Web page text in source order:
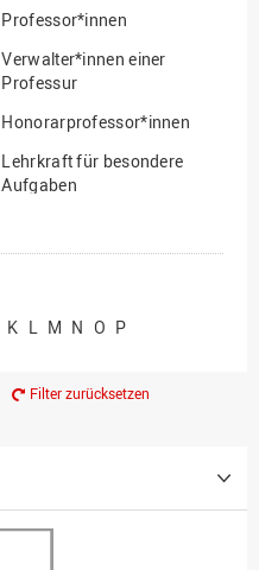
Professor*innen
Verwalter*innen einer
Professur
Honorarprofessor*innen
Lehrkraft für besondere
Aufgaben
Professor*innen im
K L M N O P
Filter zurücksetzen